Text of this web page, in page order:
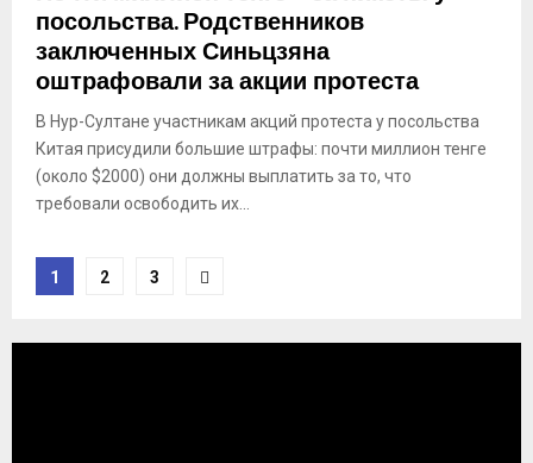
посольства. Родственников
заключенных Синьцзяна
оштрафовали за акции протеста
В Нур-Султане участникам акций протеста у посольства
Китая присудили большие штрафы: почти миллион тенге
(около $2000) они должны выплатить за то, что
требовали освободить их...
Пагинация
1 2 3